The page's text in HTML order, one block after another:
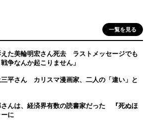
一覧を見る
た美輪明宏さん死去 ラストメッセージでも
争なんか起こりません」
平さん カリスマ漫画家、二人の「違い」と
んは、経済界有数の読書家だった 『死ぬほ
に